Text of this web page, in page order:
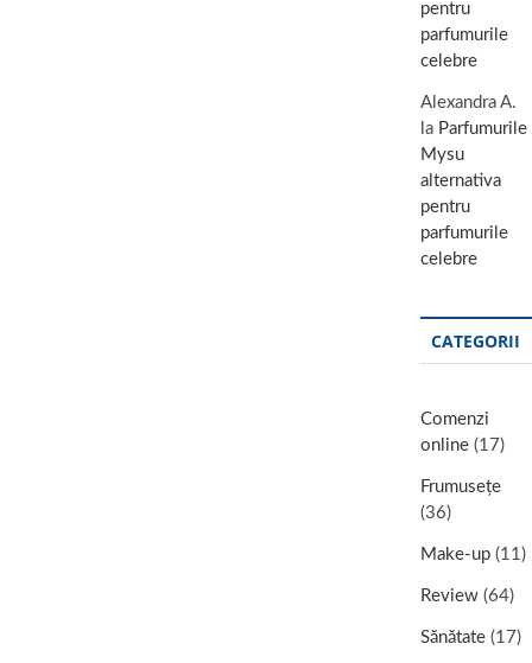
pentru
parfumurile
celebre
Alexandra A.
la Parfumurile
Mysu
alternativa
pentru
parfumurile
celebre
CATEGORII
Comenzi
online(17)
Frumusețe
(36)
Make-up(11)
Review(64)
Sănătate(17)